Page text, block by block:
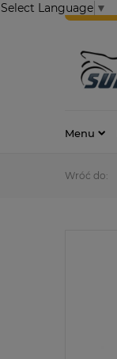
Select Language ▼
Menu